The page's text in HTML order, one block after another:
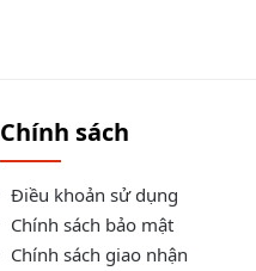
Chính sách
Điều khoản sử dụng
Chính sách bảo mật
Chính sách giao nhận